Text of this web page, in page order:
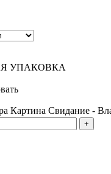
УПАКОВКА
Картина Свидание -